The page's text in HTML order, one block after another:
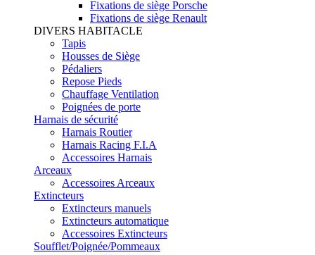
Fixations de siège Porsche
Fixations de siège Renault
DIVERS HABITACLE
Tapis
Housses de Siège
Pédaliers
Repose Pieds
Chauffage Ventilation
Poignées de porte
Harnais de sécurité
Harnais Routier
Harnais Racing F.I.A
Accessoires Harnais
Arceaux
Accessoires Arceaux
Extincteurs
Extincteurs manuels
Extincteurs automatique
Accessoires Extincteurs
Soufflet/Poignée/Pommeaux